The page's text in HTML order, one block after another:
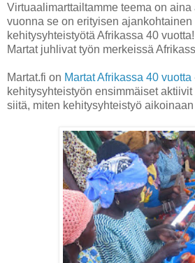
Virtuaalimarttailtamme teema on
vuonna se on erityisen ajankohtainen
kehitysyhteistyötä Afrikassa 40
Martat juhlivat työn merkeissä
Martat.fi on Martat Afrikassa 40 vuotta
kehitysyhteistyön ensimmäiset
siitä, miten kehitysyhteistyö